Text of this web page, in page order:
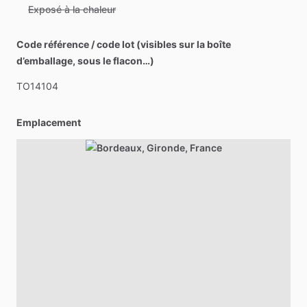
Exposé à la chaleur
Code référence / code lot (visibles sur la boîte
d’emballage, sous le flacon…)
TO14104
Emplacement